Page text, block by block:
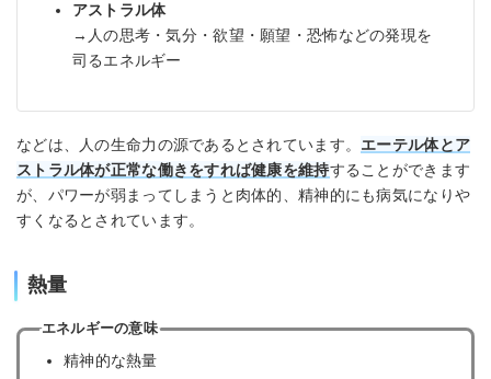
アストラル体
→人の思考・気分・欲望・願望・恐怖などの発現を
司るエネルギー
などは、人の生命力の源であるとされています。 エーテル体とア
ストラル体が正常な働きをすれば健康を維持することができます
が、パワーが弱まってしまうと肉体的、精神的にも病気になりや
すくなるとされています。
熱量
エネルギーの意味
精神的な熱量